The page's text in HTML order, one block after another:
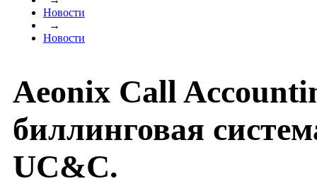
Новости
→
Новости
Aeonix Call
биллинговая
UC&C.